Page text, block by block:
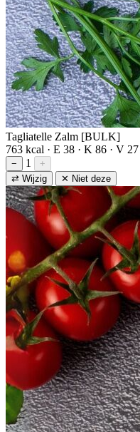
Tagliatelle Zalm [BULK]
763 kcal · E 38 · K 86 · V 27
− 1
+
⇄ Wijzig
✕ Niet deze